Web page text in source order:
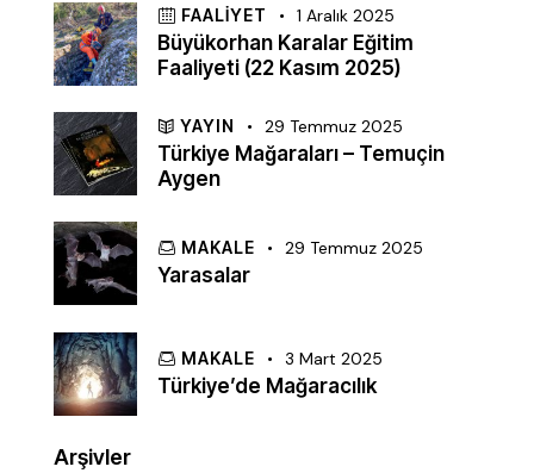
FAALIYET 1 Aralık 2025
Büyükorhan Karalar Eğitim
Faaliyeti (22 Kasım 2025)
YAYIN 29 Temmuz 2025
Türkiye Mağaraları – Temuçin
Aygen
MAKALE 29 Temmuz 2025
Yarasalar
MAKALE 3 Mart 2025
Türkiye’de Mağaracılık
Arşivler